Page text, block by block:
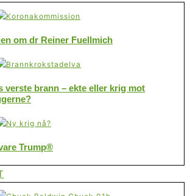
om dr Reiner Fuellmich
verste brann – ekte eller krig mot
Trump®